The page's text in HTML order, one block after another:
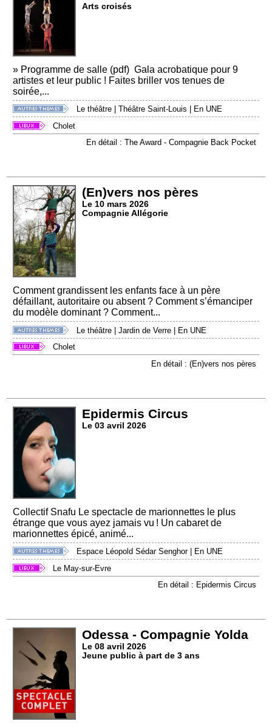
Arts croisés
» Programme de salle (pdf) Gala acrobatique pour 9
artistes et leur public ! Faites briller vos tenues de
soirée,...
Le théâtre |Théâtre Saint-Louis
En UNE
Cholet
En détail : The Award - Compagnie Back Pocket
(En)vers nos pères
Le 10 mars 2026
Compagnie Allégorie
Comment grandissent les enfants face à un père
défaillant, autoritaire ou absent ? Comment s’émanciper
du modèle dominant ? Comment...
Le théâtre |Jardin de Verre | En UNE
Cholet
En détail : (En)vers nos pères
Epidermis Circus
Le 03 avril 2026
Collectif Snafu Le spectacle de marionnettes le plus
étrange que vous ayez jamais vu ! Un cabaret de
marionnettes épicé, animé...
Espace Léopold Sédar Senghor|
En UNE
Le May-sur-Evre
En détail : Epidermis Circus
Odessa - Compagnie Yolda
Le 08 avril 2026
Jeune public à part de 3 ans